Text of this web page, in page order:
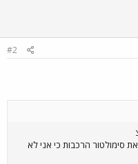
#2
סימולטור הרכבות כי אני לא